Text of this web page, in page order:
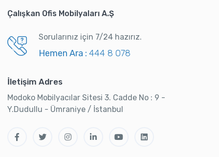
Çalışkan Ofis Mobilyaları A.Ş
Sorularınız için 7/24 hazırız.
Hemen Ara : 444 8 078
İletişim Adres
Modoko Mobilyacılar Sitesi 3. Cadde No : 9 -
Y.Dudullu - Ümraniye / İstanbul